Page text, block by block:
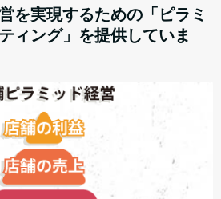
を実現するための「ピラミ
ィング」を提供していま